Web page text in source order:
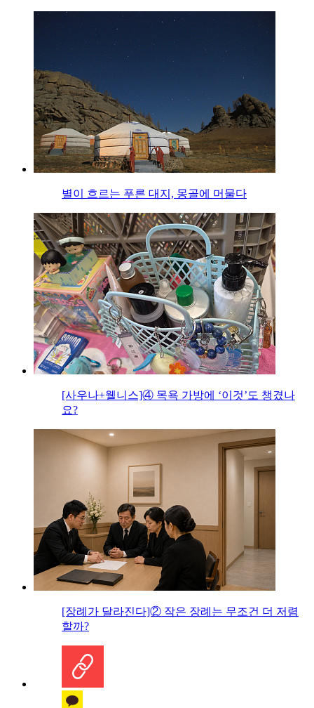
별이 흐르는 푸른 대지, 몽골에 머물다
[사우나+웰니스]④ 목욕 가방에 ‘이것’도 챙겼나
요?
[장례가 달라진다]② 작은 장례는 무조건 더 저렴
할까?